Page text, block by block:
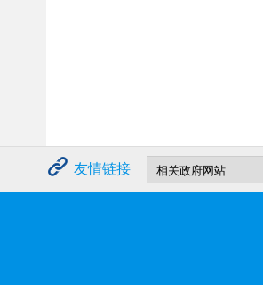
友情链接